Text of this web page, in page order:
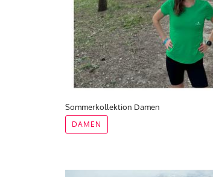
Sommerkollektion Damen
DAMEN